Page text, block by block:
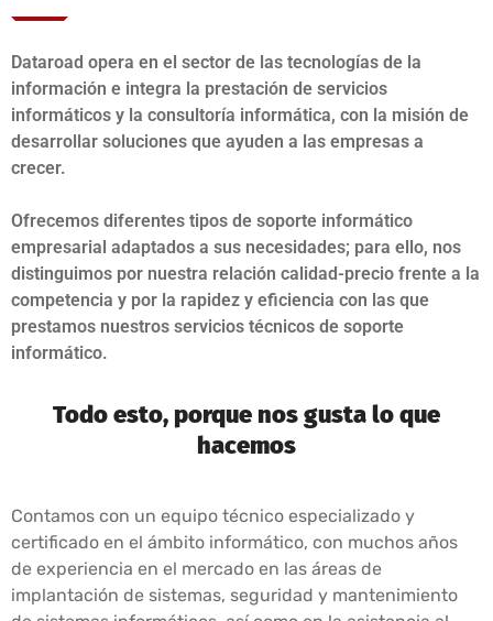
Dataroad opera en el sector de las tecnologías de la
información e integra la prestación de servicios
informáticos y la consultoría informática, con la misión de
desarrollar soluciones que ayuden a las empresas a
crecer.
Ofrecemos diferentes tipos de soporte informático
empresarial adaptados a sus necesidades; para ello, nos
distinguimos por nuestra relación calidad-precio frente a la
competencia y por la rapidez y eficiencia con las que
prestamos nuestros servicios técnicos de soporte
informático.
Todo esto, porque nos gusta lo que
hacemos
Contamos con un equipo técnico especializado y
certificado en el ámbito informático, con muchos años
de experiencia en el mercado en las áreas de
implantación de sistemas, seguridad y mantenimiento